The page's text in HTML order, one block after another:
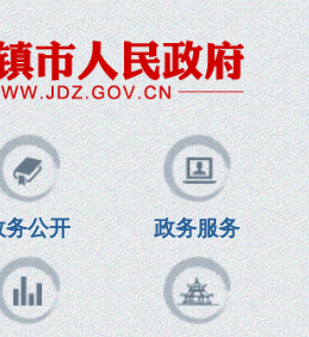
务公开 政务服务